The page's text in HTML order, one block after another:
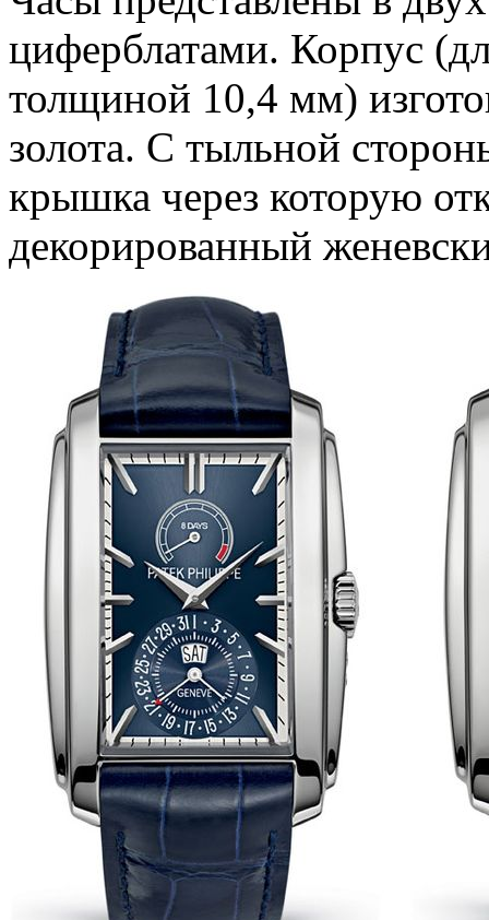
циферблатами. Корпус
толщиной 10,4 мм)
золота. С тыльной
крышка через которую
декорированный